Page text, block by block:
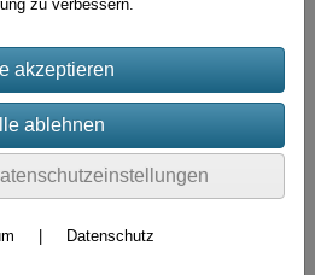
zu verbessern.
Datenschutz